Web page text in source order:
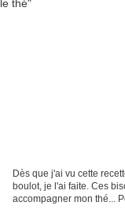
Dès que j'ai vu cette
boulot, je l'ai faite. Ces
accompagner mon thé...